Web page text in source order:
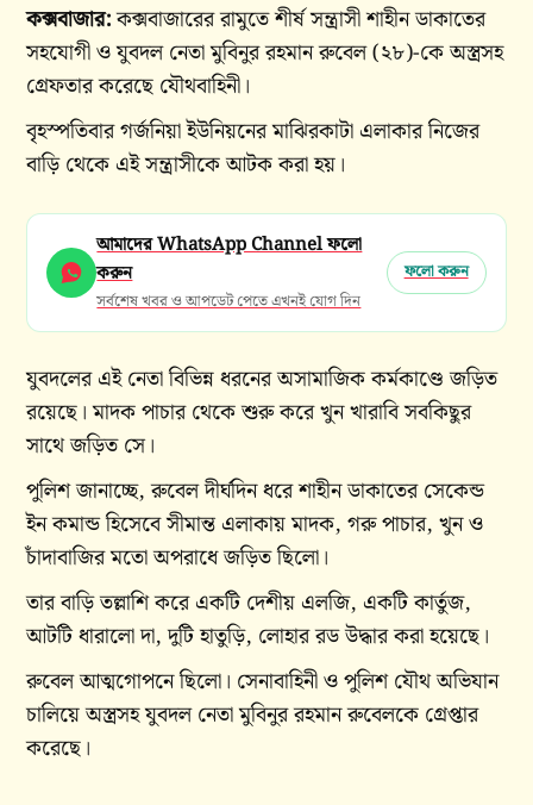
কক্সবাজার:কক্সবাজারের রামুতে শীর্ষ সন্ত্রাসী শাহীন ডাকাতের
সহযোগী ও যুবদল নেতা মুবিনুর রহমান রুবেল (২৮)-কে অস্ত্রসহ
গ্রেফতার করেছে যৌথবাহিনী।
বৃহস্পতিবার গর্জনিয়া ইউনিয়নের মাঝিরকাটা এলাকার নিজের
বাড়ি থেকে এই সন্ত্রাসীকে আটক করা হয়।
আমাদের WhatsApp Channel ফলো
করুন
সর্বশেষ খবর ও আপডেট পেতে এখনই যোগ দিন
ফলো করুন
যুবদলের এই নেতা বিভিন্ন ধরনের অসামাজিক কর্মকাণ্ডে জড়িত
রয়েছে। মাদক পাচার থেকে শুরু করে খুন খারাবি সবকিছুর
সাথে জড়িত সে।
পুলিশ জানাচ্ছে, রুবেল দীর্ঘদিন ধরে শাহীন ডাকাতের সেকেন্ড
ইন কমান্ড হিসেবে সীমান্ত এলাকায় মাদক, গরু পাচার, খুন ও
চাঁদাবাজির মতো অপরাধে জড়িত ছিলো।
তার বাড়ি তল্লাশি করে একটি দেশীয় এলজি, একটি কার্তুজ,
আটটি ধারালো দা, দুটি হাতুড়ি, লোহার রড উদ্ধার করা হয়েছে।
রুবেল আত্মগোপনে ছিলো। সেনাবাহিনী ও পুলিশ যৌথ অভিযান
চালিয়ে অস্ত্রসহ যুবদল নেতা মুবিনুর রহমান রুবেলকে গ্রেপ্তার
করেছে।